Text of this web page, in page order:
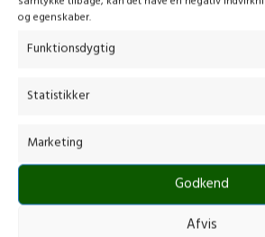
og egenskaber.
Funktionsdygtig
Statistikker
Marketing
Godkend
Afvis
et 180° drejbart håndtag, der kan
indstilles i 5 positioner.
DREVET AF ET 48 V BATTERI
POSITIONER
TANDAFSTAND PÅ 27 MM
KNIVHASTIGHED PÅ 3500 SPM
MEDFØLGER
inkl. moms
SKU: